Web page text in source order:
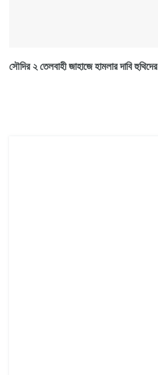
সৌদির ২ তেলবাহী জাহাজে হামলার দাবি হুথিদের